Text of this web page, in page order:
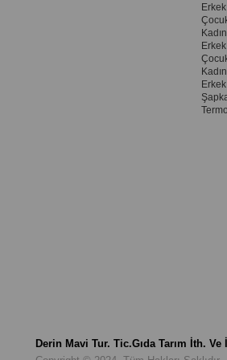
Derin Mavi Tur. Tic.Gıda Tarım İth.